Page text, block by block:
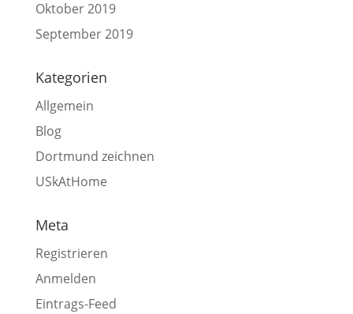
Oktober 2019
September 2019
Kategorien
Allgemein
Blog
Dortmund zeichnen
USkAtHome
Meta
Registrieren
Anmelden
Eintrags-Feed